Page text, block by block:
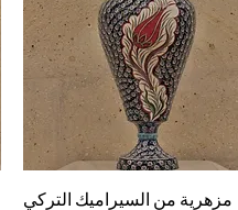
العرض السريع
مزهرية من السيراميك التركي